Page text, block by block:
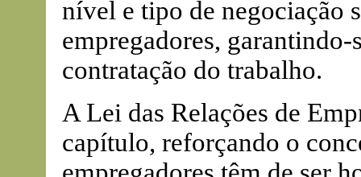
nível e tipo de negociação
empregadores, garantindo-
contratação do trabalho.
A Lei das Relações de
capítulo, reforçando o